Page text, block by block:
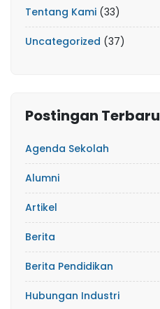
Tentang Kami (33)
Uncategorized (37)
Postingan Terbaru
Agenda Sekolah
Alumni
Artikel
Berita
Berita Pendidikan
Hubungan Industri